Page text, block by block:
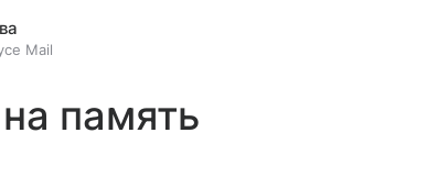
Mail
память